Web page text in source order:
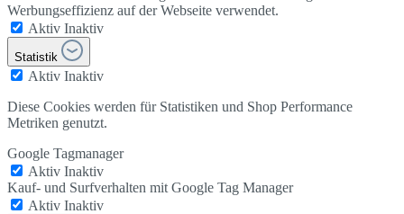
Werbungseffizienz auf der Webseite verwendet.
Aktiv Inaktiv
Statistik
Aktiv Inaktiv
Diese Cookies werden für Statistiken und Shop Performance
Metriken genutzt.
Google Tagmanager
Aktiv Inaktiv
Kauf- und Surfverhalten mit Google Tag Manager
Aktiv Inaktiv